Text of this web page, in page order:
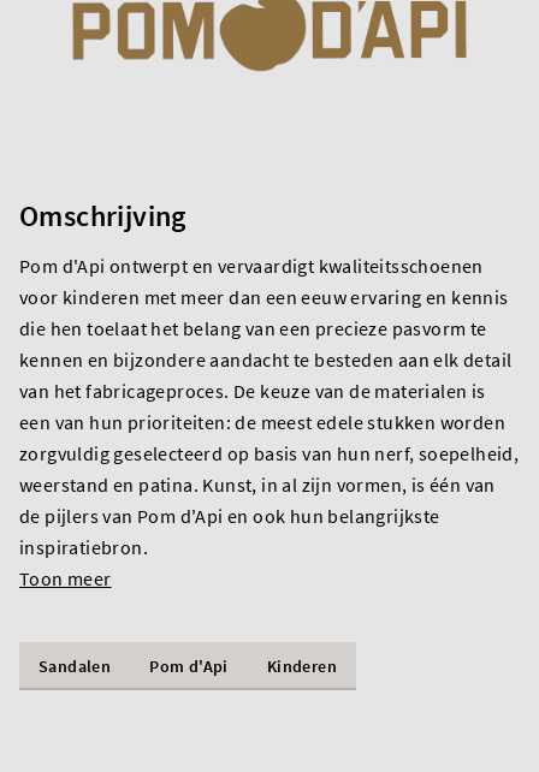
Omschrijving
Pom d'Api ontwerpt en vervaardigt kwaliteitsschoenen
voor kinderen met meer dan een eeuw ervaring en kennis
die hen toelaat het belang van een precieze pasvorm te
kennen en bijzondere aandacht te besteden aan elk detail
van het fabricageproces. De keuze van de materialen is
een van hun prioriteiten: de meest edele stukken worden
zorgvuldig geselecteerd op basis van hun nerf, soepelheid,
weerstand en patina. Kunst, in al zijn vormen, is één van
de pijlers van Pom d'Api en ook hun belangrijkste
inspiratiebron.
Toon meer
Sandalen Pom d'Api Kinderen